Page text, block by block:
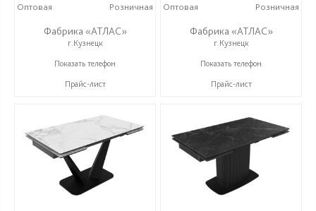
Оптовая Розничная
Фабрика «АТЛАС»
г.Кузнецк
+7 (937) 917-00-01
Показать телефон
Прайс-лист
Оптовая Розничная
Фабрика «АТЛАС»
г.Кузнецк
+7 (937) 917-00-01
Показать телефон
Прайс-лист